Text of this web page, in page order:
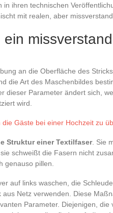
ihren technischen
mit realen, aber
an die Oberfläche des
die Art des Maschenbildes
dieser Parameter ändert sich,
wird.
Gäste bei einer Hochzeit zu
Struktur einer Textilfaser. Sie
schweißt die Fasern nicht
genauso pillen.
auf links waschen, die
Netz verwenden. Diese
Parameter. Diejenigen, die